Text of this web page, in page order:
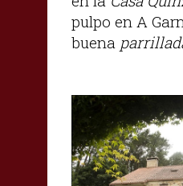
pulpo en A
buena